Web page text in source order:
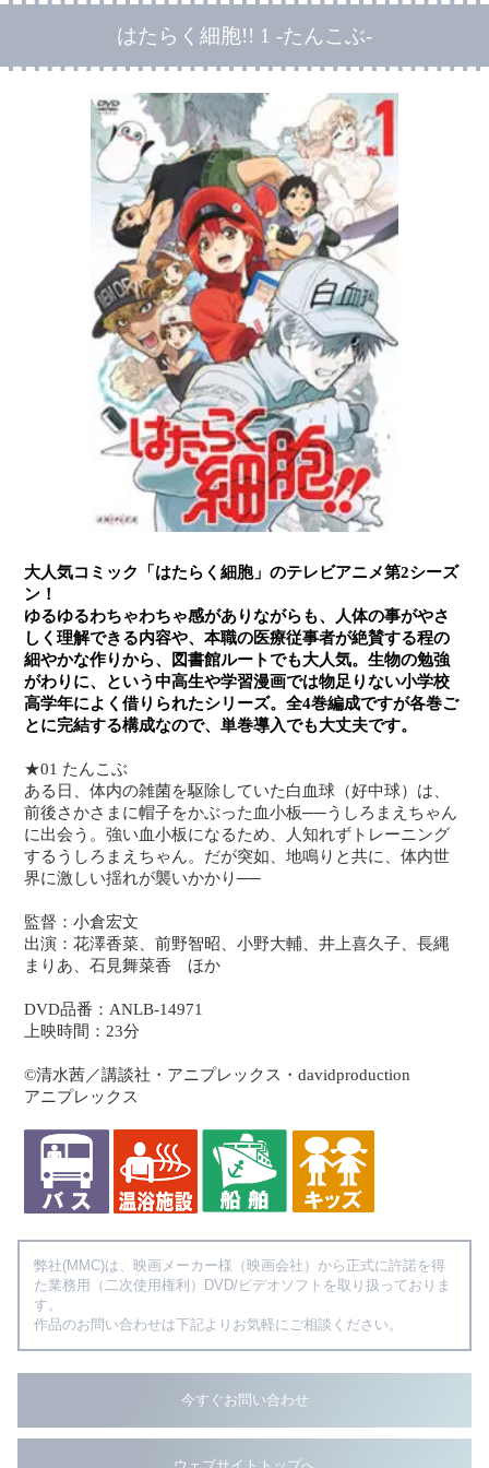
はたらく細胞!! 1 -たんこぶ-
大人気コミック「はたらく細胞」のテレビアニメ第2シーズ
ン！
ゆるゆるわちゃわちゃ感がありながらも、人体の事がやさ
しく理解できる内容や、本職の医療従事者が絶賛する程の
細やかな作りから、図書館ルートでも大人気。生物の勉強
がわりに、という中高生や学習漫画では物足りない小学校
高学年によく借りられたシリーズ。全4巻編成ですが各巻ご
とに完結する構成なので、単巻導入でも大丈夫です。
★01 たんこぶ
ある日、体内の雑菌を駆除していた白血球（好中球）は、
前後さかさまに帽子をかぶった血小板──うしろまえちゃん
に出会う。強い血小板になるため、人知れずトレーニング
するうしろまえちゃん。だが突如、地鳴りと共に、体内世
界に激しい揺れが襲いかかり──
監督：小倉宏文
出演：花澤香菜、前野智昭、小野大輔、井上喜久子、長縄
まりあ、石見舞菜香 ほか
DVD品番：ANLB-14971
上映時間：23分
©清水茜／講談社・アニプレックス・davidproduction
アニプレックス
弊社(MMC)は、映画メーカー様（映画会社）から正式に許諾を得
た業務用（二次使用権利）DVD/ビデオソフトを取り扱っておりま
す。
作品のお問い合わせは下記よりお気軽にご相談ください。
今すぐお問い合わせ